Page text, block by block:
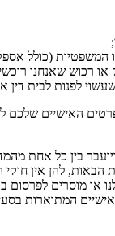
האישיים שלכם
בין כל אחת